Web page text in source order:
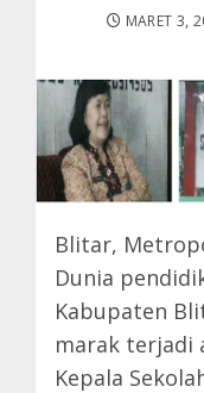
MARET 3,
Blitar,
Dunia
Kabupaten
marak terjadi
Kepala